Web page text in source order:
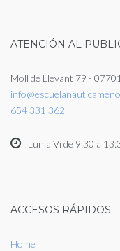
ATENCIÓN AL
Moll de Llevant 79 -
654 331 362
Lun a Vi de 9:30 a
ACCESOS RÁPIDOS
Home